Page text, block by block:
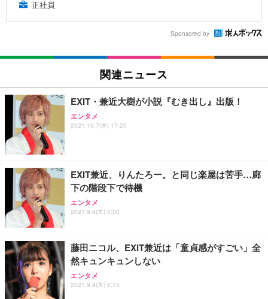
正社員
Sponsored by
関連ニュース
EXIT・兼近大樹が小説『むき出し』出版！
エンタメ
2021.10.7(木) 17:20
EXIT兼近、りんたろー。と同じ楽屋は苦手…廊
下の階段下で待機
エンタメ
2021.9.9(木) 5:00
藤田ニコル、EXIT兼近は「童貞感がすごい」全
然キュンキュンしない
エンタメ
2021.9.9(木) 6:15